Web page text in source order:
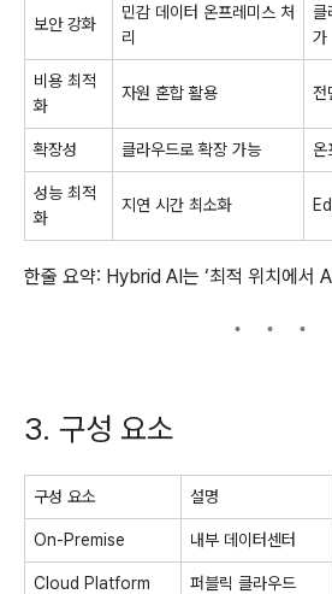
보안 강화
민감 데이터 온프레미스 처
리
클
가
비용 최적
화
자원 혼합 활용 전
확장성 클라우드로 확장 가능 온
성능 최적
화
지연 시간 최소화
한줄 요약: Hybrid AI는 ‘최적 위치에서
3. 구성 요소
구성 요소 설명
On-Premise 내부 데이터센터
Cloud Platform 퍼블릭 클라우드